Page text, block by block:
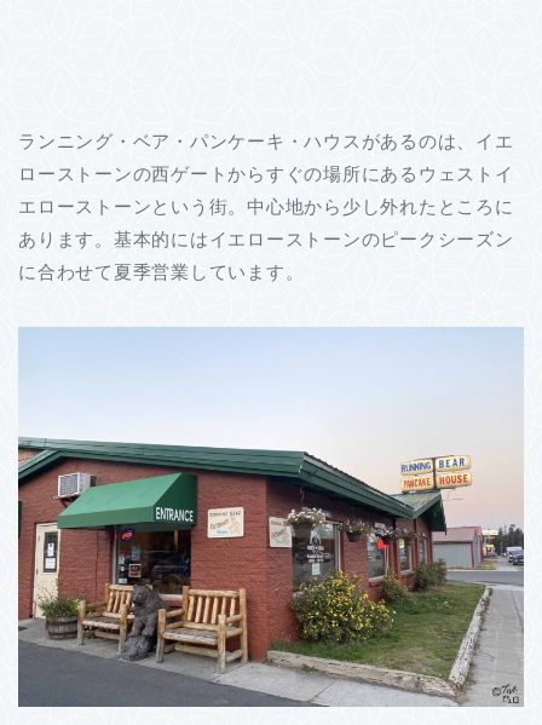
ランニング・ベア・パンケーキ・ハウスがあるのは、イエ
ローストーンの西ゲートからすぐの場所にあるウェストイ
エローストーンという街。中心地から少し外れたところに
あります。基本的にはイエローストーンのピークシーズン
に合わせて夏季営業しています。